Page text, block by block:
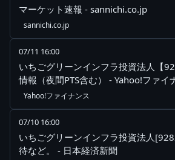
マーケット速報 - sannichi.co.jp
sannichi.co.jp
07/11 16:00
いちごグリーンインフラ投資法人【
情報（夜間PTS含む） - Yahoo!ファイ
Yahoo!ファイナンス
07/10 16:00
いちごグリーンインフラ投資法人
待など。 - 日本経済新聞